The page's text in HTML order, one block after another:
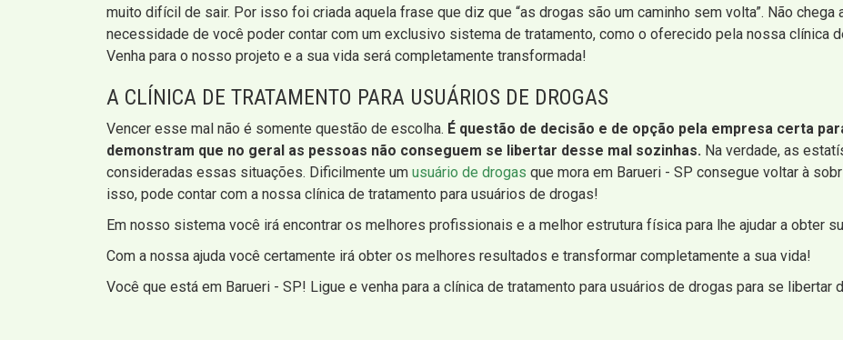
muito difícil de sair. Por isso foi criada aquela frase que diz que “as drogas são um caminho sem volta”. Não chega
necessidade de você poder contar com um exclusivo sistema de tratamento, como o oferecido pela nossa clínica
Venha para o nosso projeto e a sua vida será completamente transformada!
A CLÍNICA DE TRATAMENTO PARA USUÁRIOS DE DROGAS
Vencer esse mal não é somente questão de escolha. É questão de decisão e de opção pela empresa certa
demonstram que no geral as pessoas não conseguem se libertar desse mal sozinhas. Na verdade, as
consideradas essas situações. Dificilmente um usuário de drogas que mora em Barueri - SP consegue voltar à
isso, pode contar com a nossa clínica de tratamento para usuários de drogas!
Em nosso sistema você irá encontrar os melhores profissionais e a melhor estrutura física para lhe ajudar a obter
Com a nossa ajuda você certamente irá obter os melhores resultados e transformar completamente a sua vida!
Você que está em Barueri - SP! Ligue e venha para a clínica de tratamento para usuários de drogas para se libertar